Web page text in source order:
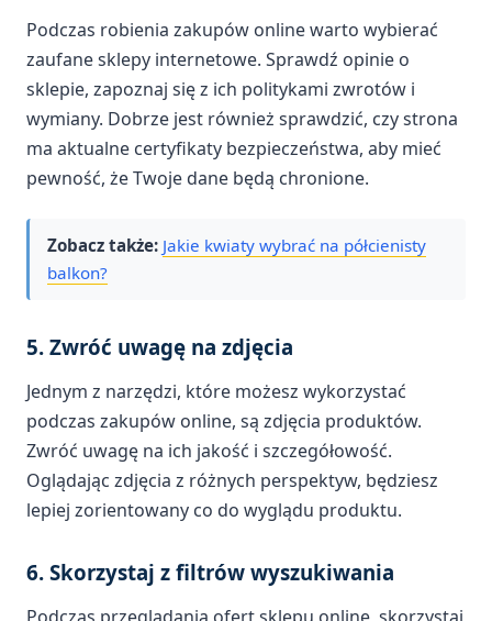
Podczas robienia zakupów online warto wybierać
zaufane sklepy internetowe. Sprawdź opinie o
sklepie, zapoznaj się z ich politykami zwrotów i
wymiany. Dobrze jest również sprawdzić, czy strona
ma aktualne certyfikaty bezpieczeństwa, aby mieć
pewność, że Twoje dane będą chronione.
Zobacz także: Jakie kwiaty wybrać na półcienisty
balkon?
5. Zwróć uwagę na zdjęcia
Jednym z narzędzi, które możesz wykorzystać
podczas zakupów online, są zdjęcia produktów.
Zwróć uwagę na ich jakość i szczegółowość.
Oglądając zdjęcia z różnych perspektyw, będziesz
lepiej zorientowany co do wyglądu produktu.
6. Skorzystaj z filtrów wyszukiwania